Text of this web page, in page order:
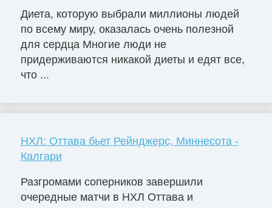
Диета, которую выбрали миллионы людей
по всему миру, оказалась очень полезной
для сердца Многие люди не
придерживаются никакой диеты и едят все,
что ...
НХЛ: Оттава бьет Рейнджерс, Миннесота -
Калгари
Разгромами соперников завершили
очередные матчи в НХЛ Оттава и